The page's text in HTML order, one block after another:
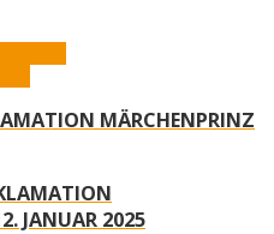
MÄRCHENPRINZ
JANUAR 2025